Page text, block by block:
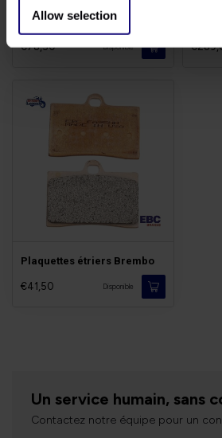
Allow selection
Leviers Alu Massif
€78,50 Disponible
Plaquettes étriers Brembo
€41,50 Disponible
Un service humain, sans
Contactez notre équipe pour un